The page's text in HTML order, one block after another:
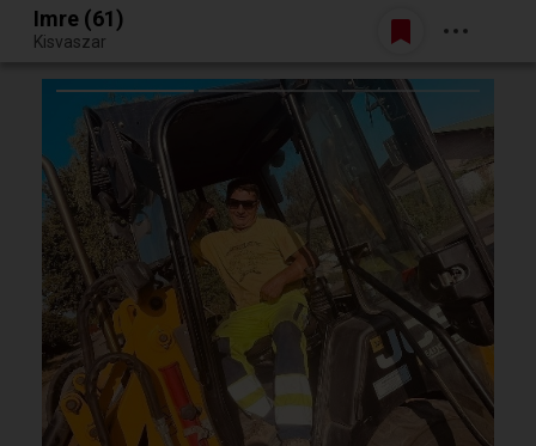
Egy jó randiból bármi lehet.
Belépés
Imre (61)
Kisvaszar